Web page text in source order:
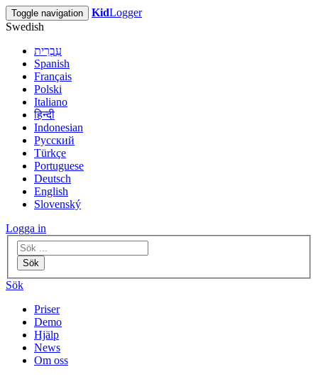
Toggle navigation KidLogger
Swedish
עִבְרִית
Spanish
Français
Polski
Italiano
हिन्दी
Indonesian
Русский
Türkçe
Portuguese
Deutsch
English
Slovenský
Logga in
Sök
Sök
Priser
Demo
Hjälp
News
Om oss